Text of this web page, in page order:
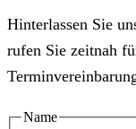
Hinterlassen Sie
rufen Sie zeitnah
Name